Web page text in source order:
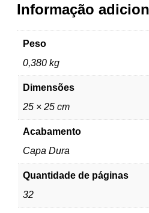
Informação
Peso
0,380 kg
Dimensões
25 × 25 cm
Acabamento
Capa Dura
Quantidade de páginas
32